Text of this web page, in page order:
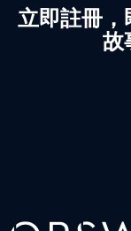
立即註冊，
故